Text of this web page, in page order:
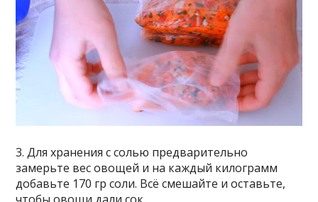
3. Для хранения с солью предварительно
замерьте вес овощей и на каждый килограмм
добавьте 170 гр соли. Всё смешайте и оставьте,